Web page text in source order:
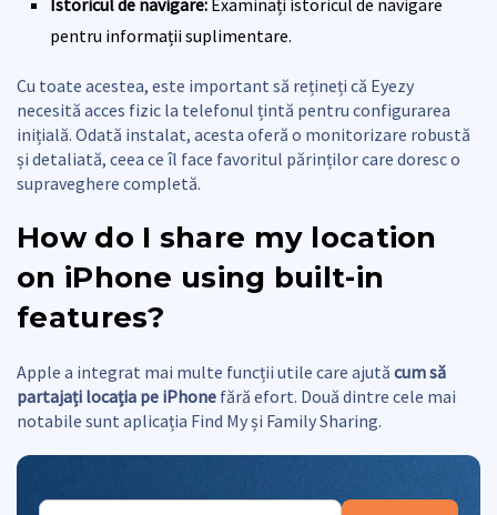
pentru informații suplimentare.
Cu toate acestea, este important să rețineți că Eyezy
necesită acces fizic la telefonul țintă pentru configurarea
inițială. Odată instalat, acesta oferă o monitorizare robustă
și detaliată, ceea ce îl face favoritul părinților care doresc o
supraveghere completă.
How do I share my location
on iPhone using built-in
features?
Apple a integrat mai multe funcții utile care ajută cum să
partajați locația pe iPhone fără efort. Două dintre cele mai
notabile sunt aplicația Find My și Family Sharing.